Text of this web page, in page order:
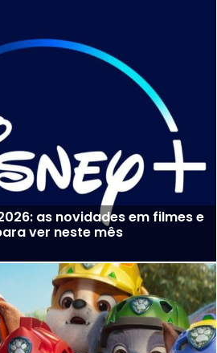
as novidades em filmes e
ver neste mês